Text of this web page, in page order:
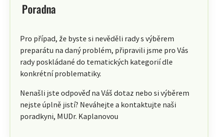
Poradna
Pro případ, že byste si nevěděli rady s výběrem
preparátu na daný problém, připravili jsme pro Vás
rady poskládané do tematických kategorií dle
konkrétní problematiky.
Nenašli jste odpověď na Váš dotaz nebo si výběrem
nejste úplně jistí? Neváhejte a kontaktujte naši
poradkyni, MUDr. Kaplanovou